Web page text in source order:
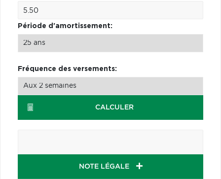
Période d'amortissement:
Fréquence des versements:
CALCULER
NOTE LÉGALE